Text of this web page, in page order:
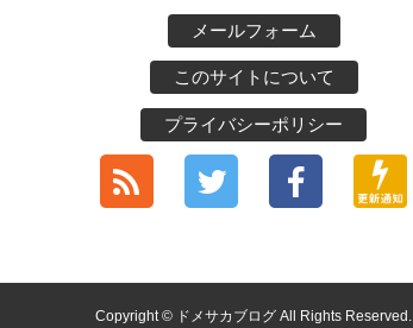
メールフォーム
このサイトについて
プライバシーポリシー
Copyright © ドメサカブログ All Rights Reserved.